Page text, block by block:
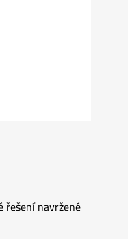
řešení navržené